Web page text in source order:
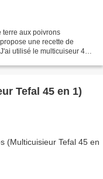
terre aux poivrons
une recette de
utilisé le multicuiseur 45
Tefal 45 en 1)